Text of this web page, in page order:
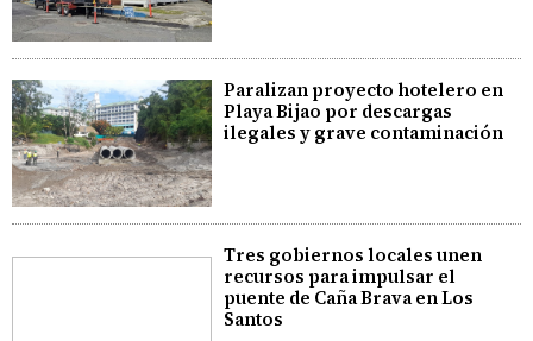
Paralizan proyecto hotelero en
Playa Bijao por descargas
ilegales y grave contaminación
Tres gobiernos locales unen
recursos para impulsar el
puente de Caña Brava en Los
Santos